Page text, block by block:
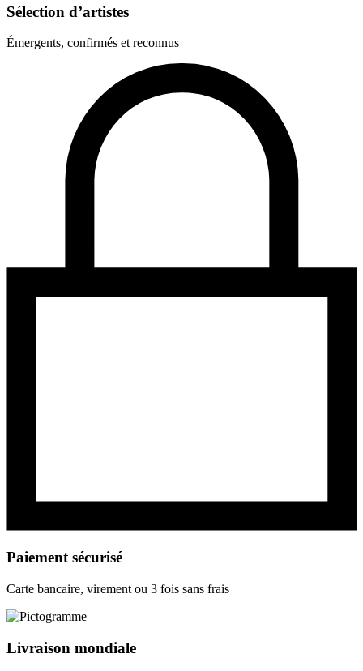
Sélection d’artistes
Émergents, confirmés et reconnus
Paiement sécurisé
Carte bancaire, virement ou 3 fois sans frais
Livraison mondiale